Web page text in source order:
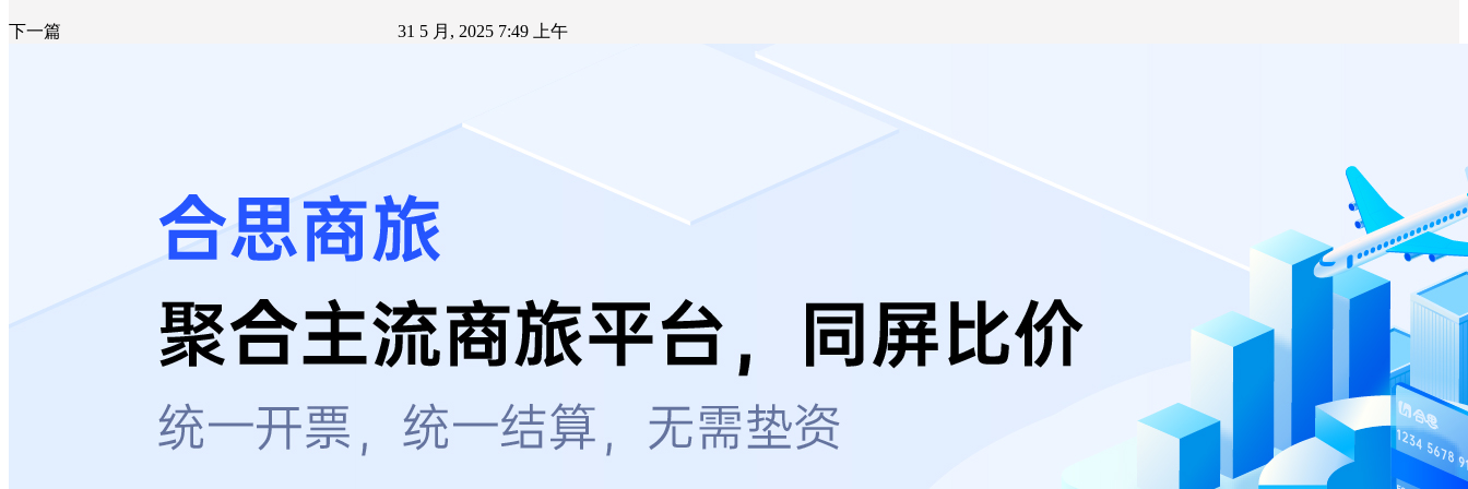
下一篇 31 5 月, 2025 7:49 上午